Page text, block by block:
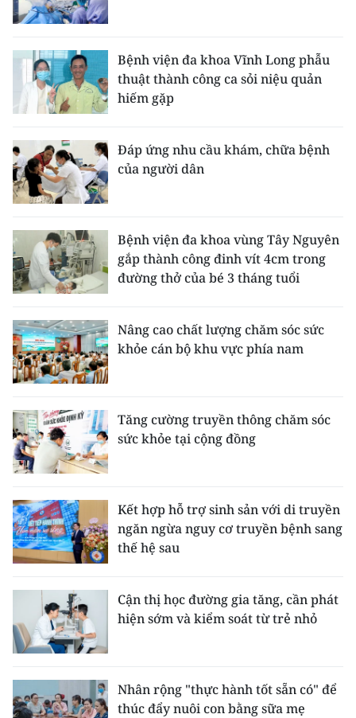
Bệnh viện đa khoa Vĩnh Long phẫu
thuật thành công ca sỏi niệu quản
hiếm gặp
Đáp ứng nhu cầu khám, chữa bệnh
của người dân
Bệnh viện đa khoa vùng Tây Nguyên
gắp thành công đinh vít 4cm trong
đường thở của bé 3 tháng tuổi
Nâng cao chất lượng chăm sóc sức
khỏe cán bộ khu vực phía nam
Tăng cường truyền thông chăm sóc
sức khỏe tại cộng đồng
Kết hợp hỗ trợ sinh sản với di truyền
ngăn ngừa nguy cơ truyền bệnh sang
thế hệ sau
Cận thị học đường gia tăng, cần phát
hiện sớm và kiểm soát từ trẻ nhỏ
Nhân rộng "thực hành tốt sẵn có" để
thúc đẩy nuôi con bằng sữa mẹ